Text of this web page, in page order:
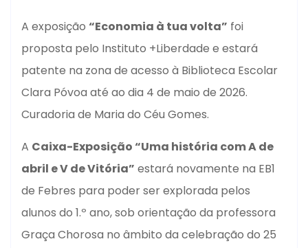
A exposição “Economia à tua volta” foi
proposta pelo Instituto +Liberdade e estará
patente na zona de acesso à Biblioteca Escolar
Clara Póvoa até ao dia 4 de maio de 2026.
Curadoria de Maria do Céu Gomes.
A Caixa-Exposição “Uma história com A de
abril e V de Vitória” estará novamente na EB1
de Febres para poder ser explorada pelos
alunos do 1.º ano, sob orientação da professora
Graça Chorosa no âmbito da celebração do 25